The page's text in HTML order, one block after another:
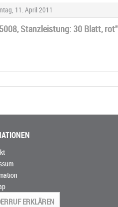
11. April 2011
Stanzleistung: 30 Blatt, rot"
ERKLÄREN